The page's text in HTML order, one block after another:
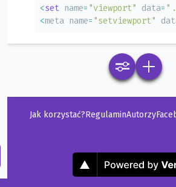
<set name= "viewport" data=
<meta name= "setviewport"
Jak korzystać?RegulaminAutorzy